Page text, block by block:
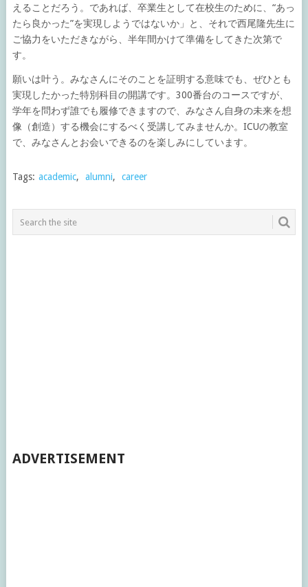
えることだろう。であれば、卒業生として在校生のために、“あっ
たら良かった”を実現しようではないか」と、それで西尾隆先生に
ご協力をいただきながら、半年間かけて準備をしてきた次第で
す。
願いは叶う。みなさんにそのことを証明する意味でも、ぜひとも
実現したかった特別科目の開講です。300番台のコースですが、
学年を問わず誰でも履修できますので、みなさん自身の未来を想
像（創造）する機会にするべく受講してみませんか。ICUの教室
で、みなさんとお会いできるのを楽しみにしています。
Tags: academic, alumni, career
ADVERTISEMENT